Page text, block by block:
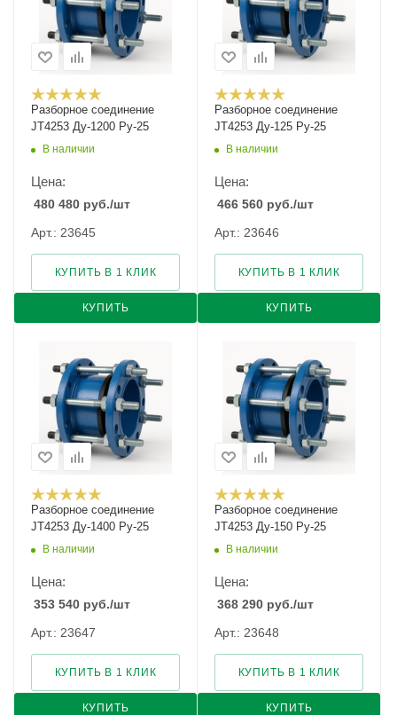
Разборное соединение
JT4253 Ду-1200 Ру-25
В наличии
Цена:
480 480 руб./шт
Арт.: 23645
КУПИТЬ
КУПИТЬ В 1 КЛИК
Разборное соединение
JT4253 Ду-125 Ру-25
В наличии
Цена:
466 560 руб./шт
Арт.: 23646
КУПИТЬ
КУПИТЬ В 1 КЛИК
Разборное соединение
JT4253 Ду-1400 Ру-25
В наличии
Цена:
353 540 руб./шт
Арт.: 23647
КУПИТЬ
КУПИТЬ В 1 КЛИК
Разборное соединение
JT4253 Ду-150 Ру-25
В наличии
Цена:
368 290 руб./шт
Арт.: 23648
КУПИТЬ
КУПИТЬ В 1 КЛИК